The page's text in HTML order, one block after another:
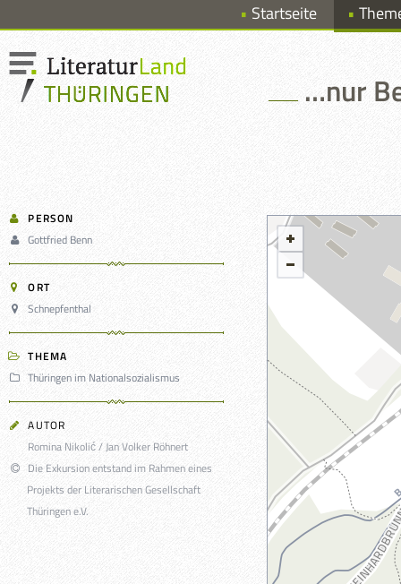
Startseite
…nur
PERSON
Gottfried Benn
ORT
Schnepfenthal
THEMA
Thüringen im Nationalsozialismus
AUTOR
Romina Nikolić / Jan Volker Röhnert
Die Exkursion entstand im Rahmen eines
Projekts der Literarischen Gesellschaft
Thüringen e.V.